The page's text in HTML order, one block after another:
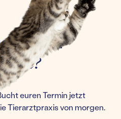
einen
euren Termin jetzt
Tierarztpraxis von morgen.